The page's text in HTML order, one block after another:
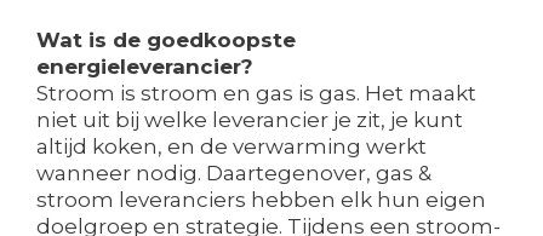
Wat is de goedkoopste
energieleverancier?
Stroom is stroom en gas is gas. Het maakt
niet uit bij welke leverancier je zit, je kunt
altijd koken, en de verwarming werkt
wanneer nodig. Daartegenover, gas &
stroom leveranciers hebben elk hun eigen
doelgroep en strategie. Tijdens een stroom-